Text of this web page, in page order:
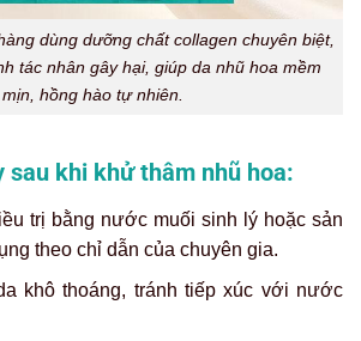
dùng dưỡng chất collagen chuyên biệt,
tác nhân gây hại, giúp da nhũ hoa mềm
mịn, hồng hào tự nhiên.
sau khi khử thâm nhũ hoa:
trị bằng nước muối sinh lý hoặc sản
theo chỉ dẫn của chuyên gia.
khô thoáng, tránh tiếp xúc với nước